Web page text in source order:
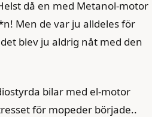
då en med Metanol-motor
Men de var ju alldeles för
blev ju aldrig nåt med den
bilar med el-motor
för mopeder började..